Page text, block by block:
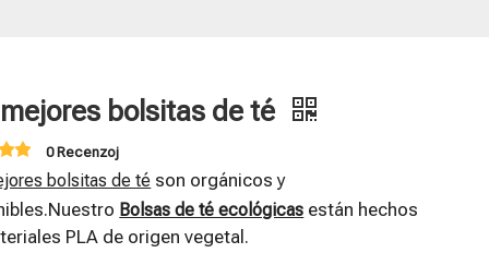
bolsitas de té
0 Recenzoj
bolsitas de té son orgánicos y
Bolsas de té ecológicas están hechos
PLA de origen vegetal.